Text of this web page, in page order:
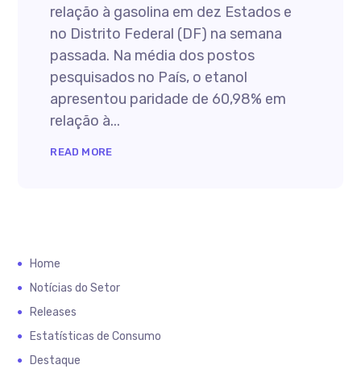
relação à gasolina em dez Estados e
no Distrito Federal (DF) na semana
passada. Na média dos postos
pesquisados no País, o etanol
apresentou paridade de 60,98% em
relação à...
READ MORE
Home
Notícias do Setor
Releases
Estatísticas de Consumo
Destaque